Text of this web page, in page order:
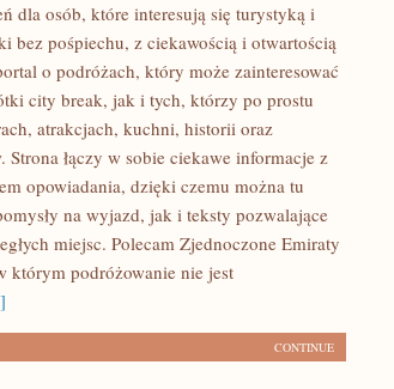
dla osób, które interesują się turystyką i
bez pośpiechu, z ciekawością i otwartością
o podróżach, który może zainteresować
city break, jak i tych, którzy po prostu
atrakcjach, kuchni, historii oraz
łączy w sobie ciekawe informacje z
opowiadania, dzięki czemu można tu
na wyjazd, jak i teksty pozwalające
miejsc. Polecam Zjednoczone Emiraty
którym podróżowanie nie jest
CONTINUE